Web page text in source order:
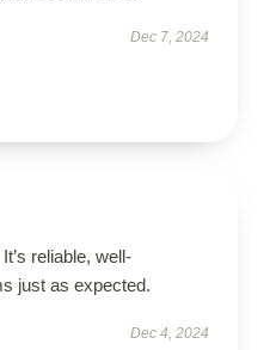
Dec 7, 2024
reliable, well-
just as expected.
Dec 4, 2024